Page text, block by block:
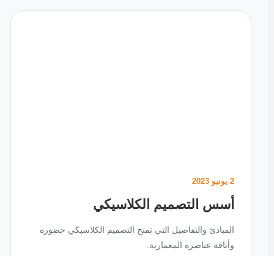
أسس التصميم الكلاسيكي
المبادئ والتفاصيل التي تمنح التصميم الكلاسيكي حضوره
وأناقة عناصره المعمارية.